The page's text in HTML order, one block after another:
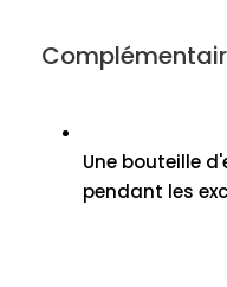
Une bouteille
pendant les